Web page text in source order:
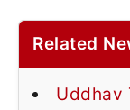
Related
Uddhav